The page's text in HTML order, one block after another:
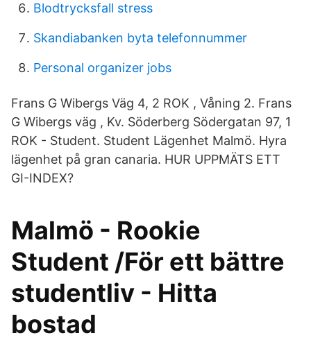
Blodtrycksfall stress
Skandiabanken byta telefonnummer
Personal organizer jobs
Frans G Wibergs Väg 4, 2 ROK , Våning 2. Frans
G Wibergs väg , Kv. Söderberg Södergatan 97, 1
ROK - Student. Student Lägenhet Malmö. Hyra
lägenhet på gran canaria. HUR UPPMÄTS ETT
GI-INDEX?
Malmö - Rookie
Student /För ett bättre
studentliv - Hitta
bostad